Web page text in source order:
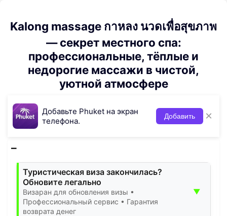
Kalong massage กาหลง นวดเพื่อสุขภาพ
— секрет местного спа:
профессиональные, тёплые и
недорогие массажи в чистой,
уютной атмосфере
Добавьте Phuket на экран
телефона.
Добавить ×
Туристическая виза закончилась?
Обновите легально
Визаран для обновления визы •
Профессиональный сервис • Гарантия
возврата денег
▼